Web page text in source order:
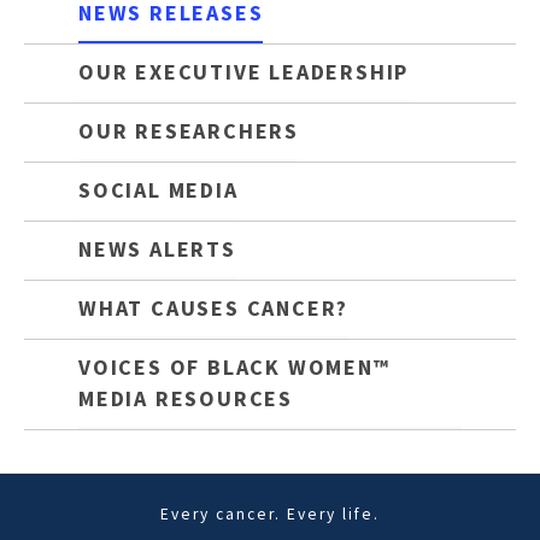
NEWS RELEASES
OUR EXECUTIVE LEADERSHIP
OUR RESEARCHERS
SOCIAL MEDIA
NEWS ALERTS
WHAT CAUSES CANCER?
VOICES OF BLACK WOMEN™
MEDIA RESOURCES
Every cancer. Every life.